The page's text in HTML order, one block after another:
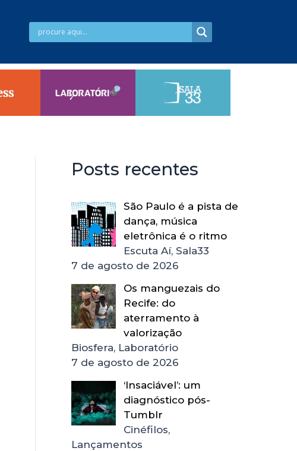
Posts recentes
São Paulo é a pista de
dança, música
eletrônica é o ritmo
Escuta Aí, Sala33
7 de agosto de 2026
Os manguezais do
Recife: do
aterramento à
valorização
Biosfera, Laboratório
7 de agosto de 2026
‘Insaciável’: um
diagnóstico pós-
Tumblr
Cinéfilos,
Lançamentos